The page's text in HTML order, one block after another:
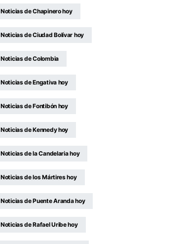
Noticias de Chapinero hoy
Noticias de Ciudad Bolívar hoy
Noticias de Colombia
Noticias de Engativa hoy
Noticias de Fontibón hoy
Noticias de Kennedy hoy
Noticias de la Candelaria hoy
Noticias de los Mártires hoy
Noticias de Puente Aranda hoy
Noticias de Rafael Uribe hoy